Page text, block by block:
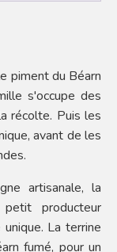
piment du Béarn
s'occupe des
récolte. Puis les
avant de les
artisanale, la
producteur
La terrine
fumé, pour un